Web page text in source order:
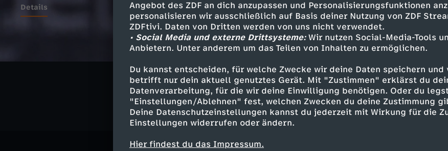
Angebot des ZDF an dich anzupassen und Personalisierungsfunktionen
personalisieren wir ausschließlich auf Basis deiner Nutzung von ZDF
ZDFtivi. Daten von Dritten werden von uns nicht verwendet.
• Social Media und externe Drittsysteme:Wir nutzen Social-Media-Tools
Anbietern. Unter anderem um das Teilen von Inhalten zu ermöglichen.
Du kannst entscheiden, für welche Zwecke wir deine Daten speichern
betrifft nur dein aktuell genutztes Gerät. Mit "Zustimmen" erklärst du
Datenverarbeitung, für die wir deine Einwilligung benötigen. Oder du
"Einstellungen/Ablehnen" fest, welchen Zwecken du deine Zustimmung
Deine Datenschutzeinstellungen kannst du jederzeit mit Wirkung für die
Einstellungen widerrufen oder ändern.
Hier findest du das Impressum.
Details
Kultur Magazin informativ Kulturzeit